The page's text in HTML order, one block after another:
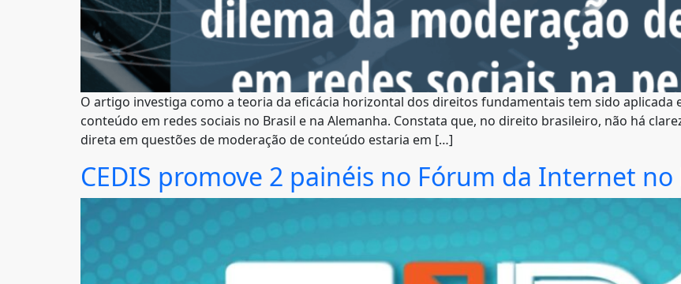
O artigo investiga como a teoria da eficácia horizontal dos direitos fundamentais tem sido aplicada
conteúdo em redes sociais no Brasil e na Alemanha. Constata que, no direito brasileiro, não há
direta em questões de moderação de conteúdo estaria em […]
CEDIS promove 2 painéis no Fórum da Internet no